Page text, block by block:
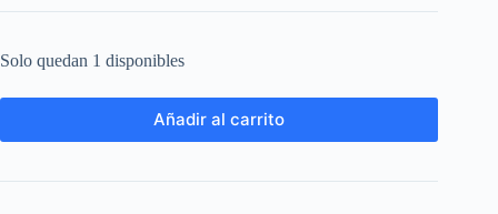
Solo quedan 1 disponibles
Añadir al carrito